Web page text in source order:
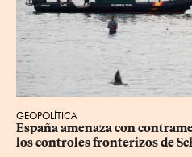
GEOPOLÍTICA
España amenaza con
los controles fronterizos de